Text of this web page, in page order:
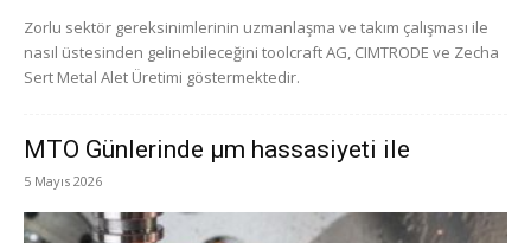
Zorlu sektör gereksinimlerinin uzmanlaşma ve takım çalışması ile
nasıl üstesinden gelinebileceğini toolcraft AG, CIMTRODE ve Zecha
Sert Metal Alet Üretimi göstermektedir.
MTO Günlerinde μm hassasiyeti ile
5 Mayıs 2026